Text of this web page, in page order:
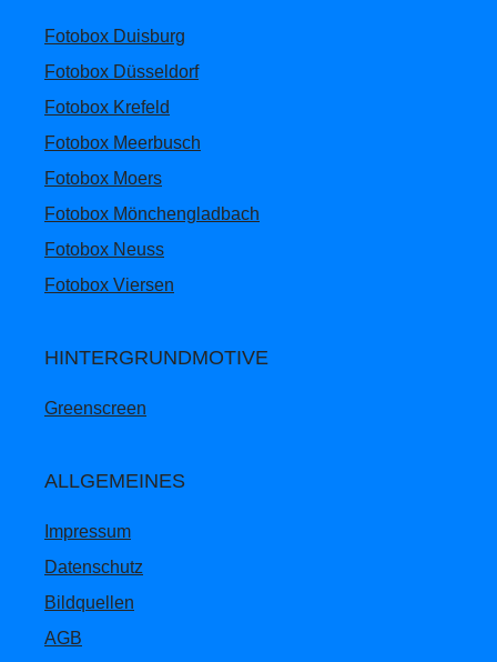
Fotobox Duisburg
Fotobox Düsseldorf
Fotobox Krefeld
Fotobox Meerbusch
Fotobox Moers
Fotobox Mönchengladbach
Fotobox Neuss
Fotobox Viersen
HINTERGRUNDMOTIVE
Greenscreen
ALLGEMEINES
Impressum
Datenschutz
Bildquellen
AGB